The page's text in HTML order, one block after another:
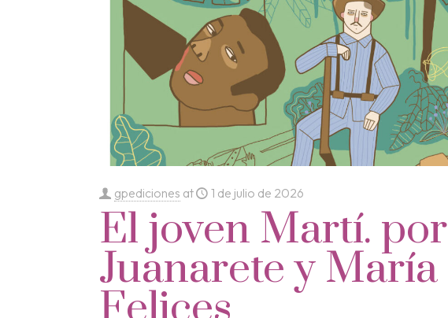
gpediciones at 1 de julio de 2026
El joven Martí. por
Juanarete y María